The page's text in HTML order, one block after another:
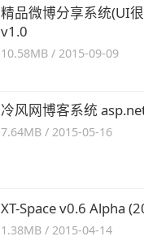
精品微博分享系统(UI
v1.0
10.58MB /2015-09-09
冷风网博客系统
7.64MB /2015-05-16
XT-Space v0.6 Alpha
1.38MB /2015-04-14